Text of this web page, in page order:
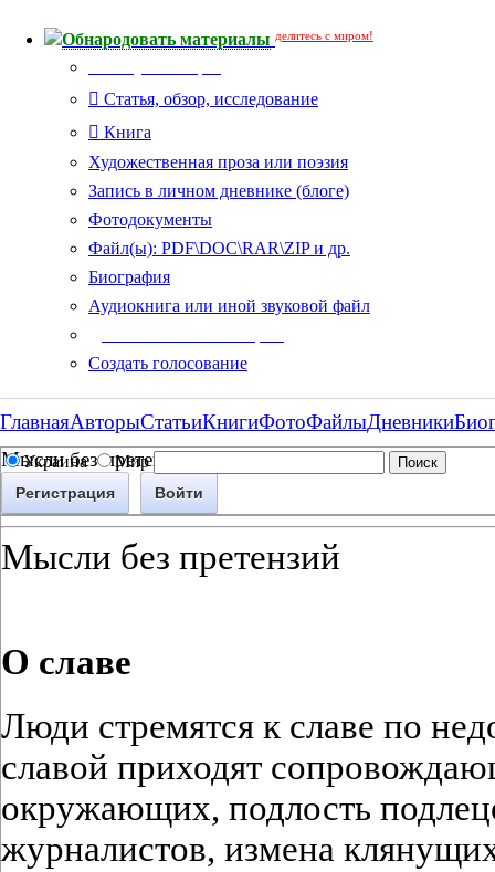
Обнародовать материалы делитесь с миром!
Статья, обзор, исследование
Книга
Художественная проза или поэзия
Запись в личном дневнике (блоге)
Фотодокументы
Файл(ы): PDF\DOC\RAR\ZIP и др.
Биография
Аудиокнига или иной звуковой файл
Создать голосование
Украина Мир
ГлавнаяАвторыСтатьиКнигиФотоФайлыДневники
Мысли без претензий
Регистрация Войти
Мысли без претензий
О славе
Люди стремятся к славе по
славой приходят
окружающих, подлость
журналистов, измена